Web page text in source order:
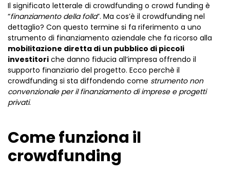
Il significato letterale di crowdfunding o crowd funding è
“finanziamento della folla”. Ma cos’è il crowdfunding nel
dettaglio? Con questo termine si fa riferimento a uno
strumento di finanziamento aziendale che fa ricorso alla
mobilitazione diretta di un pubblico di piccoli
investitori che danno fiducia all’impresa offrendo il
supporto finanziario del progetto. Ecco perchè il
crowdfunding si sta diffondendo come strumento non
convenzionale per il finanziamento di imprese e progetti
privati.
Come funziona il
crowdfunding